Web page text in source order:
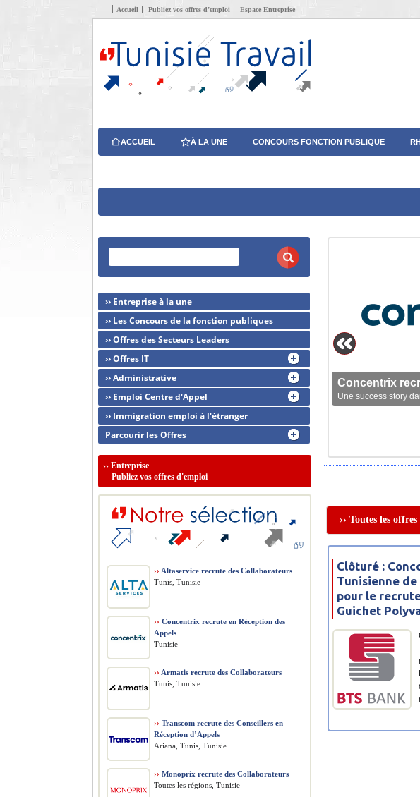
Accueil Publiez vos offres d’emploi Espace Entreprise
ACCUEIL À LA UNE CONCOURS FONCTION PUBLIQUE
Concentrix
Une success story
›› Toutes les
Clôturé :
Tunisienne
pour le
Guichet
›› Entreprise à la une
›› Les Concours de la fonction publiques
›› Offres des Secteurs Leaders
›› Offres IT
›› Administrative
›› Emploi Centre d'Appel
›› Immigration emploi à l'étranger
Parcourir les Offres
›› Entreprise
Publiez vos offres d'emploi
›› Altaservice recrute des Collaborateurs
Tunis, Tunisie
›› Concentrix recrute en Réception des
Appels
Tunisie
›› Armatis recrute des Collaborateurs
Tunis, Tunisie
›› Transcom recrute des Conseillers en
Réception d’Appels
Ariana, Tunis, Tunisie
›› Monoprix recrute des Collaborateurs
Toutes les régions, Tunisie